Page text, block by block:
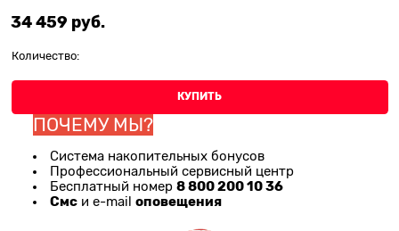
34 459 руб.
Количество:
КУПИТЬ
ПОЧЕМУ МЫ?
Система накопительных бонусов
Профессиональный сервисный центр
Бесплатный номер 8 800 200 10 36
Смс и e-mail оповещения